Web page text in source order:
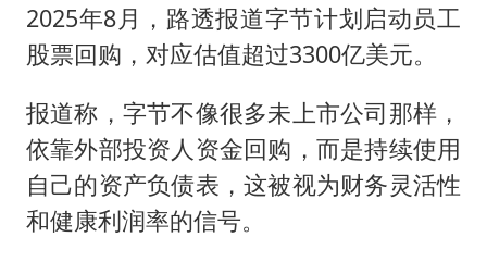
2025年8月，路透报道字节计划启动员工
股票回购，对应估值超过3300亿美元。
报道称，字节不像很多未上市公司那样，
依靠外部投资人资金回购，而是持续使用
自己的资产负债表，这被视为财务灵活性
和健康利润率的信号。